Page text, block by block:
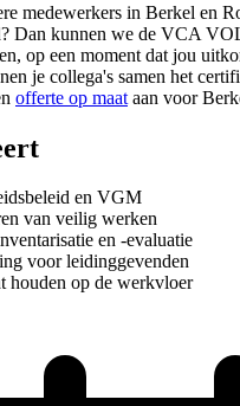
medewerkers in Berkel en
Dan kunnen we de VCA
op een moment dat jou
je collega's samen het
offerte op maat aan voor
en VGM
van veilig werken
en -evaluatie
voor leidinggevenden
houden op de werkvloer